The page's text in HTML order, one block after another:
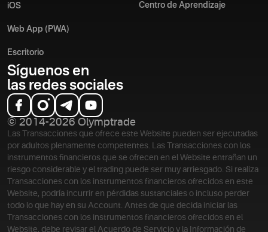
iOS
Web App (PWA)
Escritorio
Centro de Aprendizaje
Síguenos en
las redes sociales
© 2014-2026 Olymptrade
Las Transacciones que ofrece este Website pueden ser ejecutadas
por adultos plenamente competentes. Las Transacciones con los
instrumentos financieros que se ofrecen en el Website entrañan un
riesgo considerable y el trading puede ser muy arriesgado. Si realiza
Transacciones con los instrumentos financieros ofrecidos en este
Website, podría incurrir en pérdidas sustanciales o incluso perder
todo lo que hay en su Account. Antes de que decida iniciar las
Transacciones con los instrumentos financieros ofrecidos en el
Website, debe revisar el Acuerdo de Servicio y la Información de